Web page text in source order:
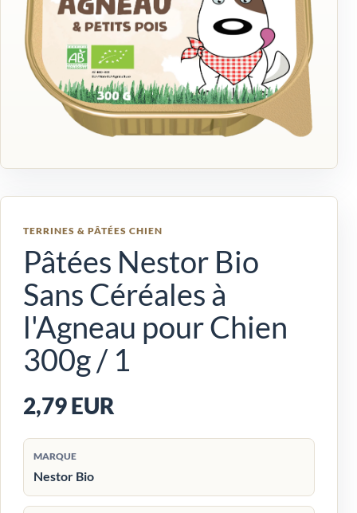
TERRINES & PÂTÉES CHIEN
Pâtées Nestor Bio
Sans Céréales à
l'Agneau pour Chien
300g / 1
2,79 EUR
MARQUE
Nestor Bio